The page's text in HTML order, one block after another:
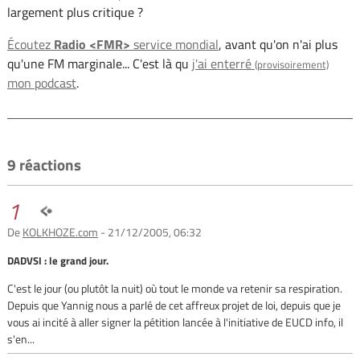
largement plus critique ?
Écoutez Radio <FMR> service mondial, avant qu'on n'ai plus
qu'une FM marginale... C'est là qu j'ai enterré (provisoirement)
mon podcast.
9 réactions
1
DeKOLKHOZE.com - 21/12/2005, 06:32
DADVSI : le grand jour.
C'est le jour (ou plutôt la nuit) où tout le monde va retenir sa respiration.
Depuis que Yannig nous a parlé de cet affreux projet de loi, depuis que je
vous ai incité à aller signer la pétition lancée à l'initiative de EUCD info, il
s'en...